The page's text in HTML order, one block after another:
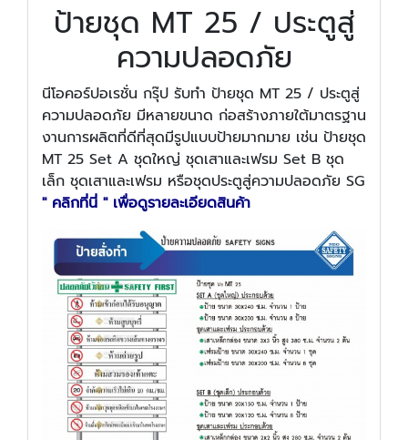
ป้ายชุด MT 25 / ประตูสู่
ความปลอดภัย
นีโอคอร์ปอเรชั่น กรุ๊ป รับทำ ป้ายชุด MT 25 / ประตูสู่
ความปลอดภัย มีหลายขนาด ก่อสร้างภายใต้มาตรฐาน
งานการผลิตที่ดีที่สุดมีรูปแบบป้ายมากมาย เช่น ป้ายชุด
MT 25 Set A ชุดใหญ่ ชุดเสาและเฟรม Set B ชุด
เล็ก ชุดเสาและเฟรม หรือชุดประตูสู่ความปลอดภัย SG
" คลิกที่นี่ " เพื่อดูรายละเอียดสินค้า